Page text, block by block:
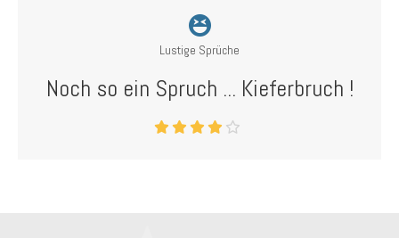
Lustige Sprüche
Noch so ein Spruch ... Kieferbruch !